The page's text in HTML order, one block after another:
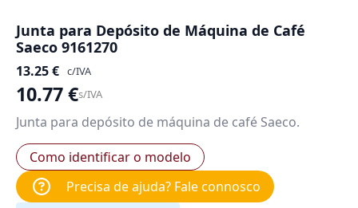
Junta para Depósito de Máquina de Café
Saeco 9161270
13.25€ c/IVA
10.77€s/IVA
Junta para depósito de máquina de café Saeco.
Como identificar o modelo
Precisa de ajuda? Fale connosco